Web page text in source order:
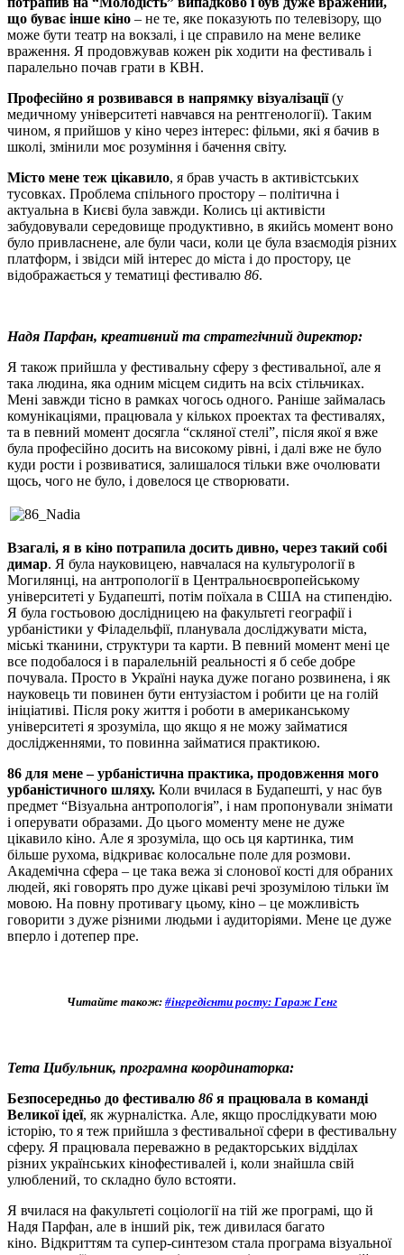
що буває інше кіно – не те, яке показують по телевізору, що
може бути театр на вокзалі, і це справило на мене велике
враження. Я продовжував кожен рік ходити на фестиваль і
паралельно почав грати в КВН.
Професійно я розвивався в напрямку візуалізації(у
медичному університеті навчався на рентгенології). Таким
чином, я прийшов у кіно через інтерес: фільми, які я бачив в
школі, змінили моє розуміння і бачення світу.
Місто мене теж цікавило, я брав участь в активістських
тусовках. Проблема спільного простору – політична і
актуальна в Києві була завжди. Колись ці активісти
забудовували середовище продуктивно, в якийсь момент воно
було привласнене, але були часи, коли це була взаємодія різних
платформ, і звідси мій інтерес до міста і до простору, це
відображається у тематиці фестивалю 86.
Надя Парфан, креативний та стратегічний директор:
Я також прийшла у фестивальну сферу з фестивальної, але я
така людина, яка одним місцем сидить на всіх стільчиках.
Мені завжди тісно в рамках чогось одного. Раніше займалась
комунікаціями, працювала у кількох проектах та фестивалях,
та в певний момент досягла “скляної стелі”, після якої я вже
була професійно досить на високому рівні, і далі вже не було
куди рости і розвиватися, залишалося тільки вже очолювати
щось, чого не було, і довелося це створювати.
Взагалі, я в кіно потрапила досить дивно, через такий собі
димар. Я була науковицею, навчалася на культурології в
Могилянці, на антропології в Центральноєвропейському
університеті у Будапешті, потім поїхала в США на стипендію.
Я була гостьовою дослідницею на факультеті географії і
урбаністики у Філадельфії, планувала досліджувати міста,
міські тканини, структури та карти. В певний момент мені це
все подобалося і в паралельній реальності я б себе добре
почувала. Просто в Україні наука дуже погано розвинена, і як
науковець ти повинен бути ентузіастом і робити це на голій
ініціативі. Після року життя і роботи в американському
університеті я зрозуміла, що якщо я не можу займатися
дослідженнями, то повинна займатися практикою.
86 для мене – урбаністична практика, продовження мого
урбаністичного шляху. Коли вчилася в Будапешті, у нас був
предмет “Візуальна антропологія”, і нам пропонували знімати
і оперувати образами. До цього моменту мене не дуже
цікавило кіно. Але я зрозуміла, що ось ця картинка, тим
більше рухома, відкриває колосальне поле для розмови.
Академічна сфера – це така вежа зі слонової кості для обраних
людей, які говорять про дуже цікаві речі зрозумілою тільки їм
мовою. На повну противагу цьому, кіно – це можливість
говорити з дуже різними людьми і аудиторіями. Мене це дуже
вперло і дотепер пре.
Читайте також: #інгредієнти росту: Гараж Генг
Тета Цибульник, програмна координаторка:
Безпосередньо до фестивалю 86 я працювала в команді
Великої ідеї, як журналістка. Але, якщо прослідкувати мою
історію, то я теж прийшла з фестивальної сфери в фестивальну
сферу. Я працювала переважно в редакторських відділах
різних українських кінофестивалей і, коли знайшла свій
улюблений, то складно було встояти.
Я вчилася на факультеті соціології на тій же програмі, що й
Надя Парфан, але в інший рік, теж дивилася багато
кіно. Відкриттям та супер-синтезом стала програма візуальної